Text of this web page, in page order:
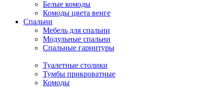
Белые комоды
Комоды цвета венге
Спальни
Мебель для спальни
Модульные спальни
Спальные гарнитуры
Туалетные столики
Тумбы прикроватные
Комоды